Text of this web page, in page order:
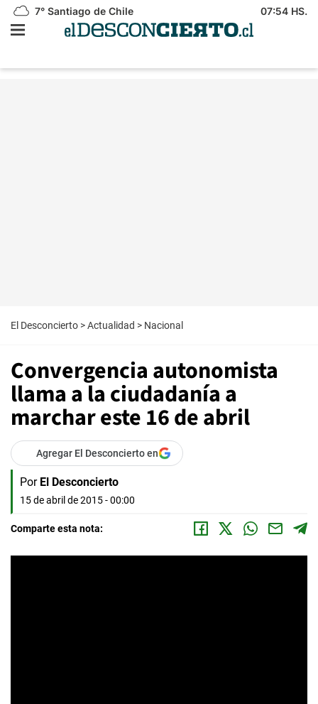
7° Santiago de Chile 07:54 HS.
El Desconcierto >Actualidad > Nacional
Convergencia autonomista
llama a la ciudadanía a
marchar este 16 de abril
Agregar El Desconcierto en
Por El Desconcierto
15 de abril de 2015 - 00:00
Comparte esta nota: